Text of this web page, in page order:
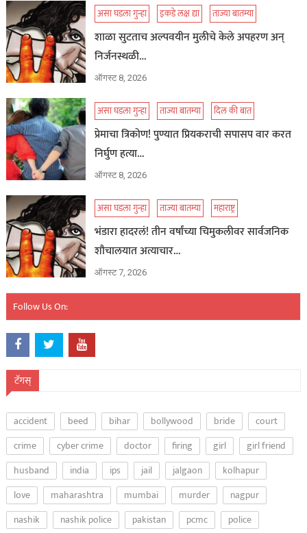
असा घडला गुन्हा इकडे लक्ष द्या ताज्या बातम्या
शाळा सुटताच अल्पवयीन मुलीचे केले अपहरण अन्
निर्जनस्थळी…
ऑगस्ट 8, 2026
असा घडला गुन्हा ताज्या बातम्या दिल की बात
प्रेमाचा त्रिकोण! पुण्यात प्रियकराची सपासप वार करत
निर्घुण हत्या…
ऑगस्ट 8, 2026
असा घडला गुन्हा ताज्या बातम्या महाराष्ट्र
भंडारा हादरलं! तीन वर्षांच्या चिमुकलीवर सार्वजनिक
शौचालयात अत्याचार…
ऑगस्ट 7, 2026
Follow Us On:
टॅगस्
accident beed bihar bollywood bride
court
crime
cyber crime doctor firing girl
girl friend
husband
india ips jail jalgaon
kolhapur
love
maharashtra mumbai murder
nagpur
nashik
nashik police pakistan pcmc
police